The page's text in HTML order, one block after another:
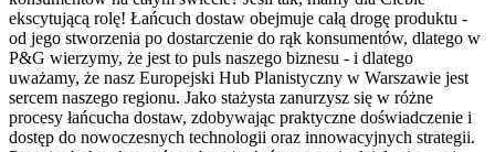
ekscytującą rolę! Łańcuch dostaw obejmuje całą drogę produktu -
od jego stworzenia po dostarczenie do rąk konsumentów, dlatego w
P&G wierzymy, że jest to puls naszego biznesu - i dlatego
uważamy, że nasz Europejski Hub Planistyczny w Warszawie jest
sercem naszego regionu. Jako stażysta zanurzysz się w różne
procesy łańcucha dostaw, zdobywając praktyczne doświadczenie i
dostęp do nowoczesnych technologii oraz innowacyjnych strategii.